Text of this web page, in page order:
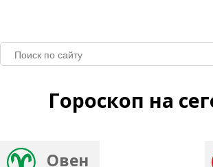
Гороскоп на
Овен